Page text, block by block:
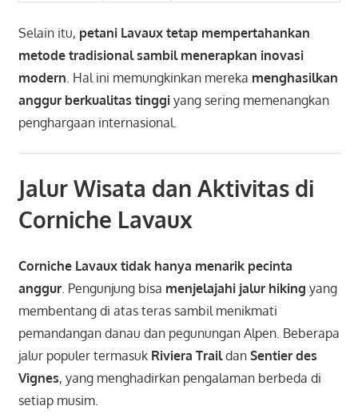
Selain itu, petani Lavaux tetap mempertahankan
metode tradisional sambil menerapkan inovasi
modern . Hal ini memungkinkan mereka menghasilkan
anggur berkualitas tinggiyang sering memenangkan
penghargaan internasional.
Jalur Wisata dan Aktivitas di
Corniche Lavaux
Corniche Lavaux tidak hanya menarik pecinta
anggur. Pengunjung bisa menjelajahi jalur hiking yang
membentang di atas teras sambil menikmati
pemandangan danau dan pegunungan Alpen. Beberapa
jalur populer termasuk Riviera Traildan Sentier des
Vignes, yang menghadirkan pengalaman berbeda di
setiap musim.